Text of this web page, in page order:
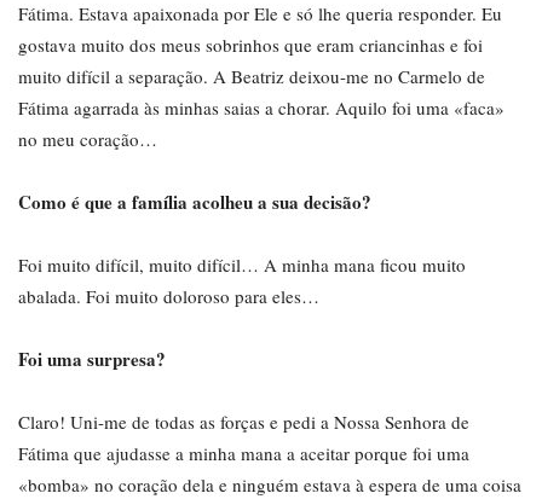
Fátima. Estava apaixonada por Ele e só lhe queria responder. Eu
gostava muito dos meus sobrinhos que eram criancinhas e foi
muito difícil a separação. A Beatriz deixou-me no Carmelo de
Fátima agarrada às minhas saias a chorar. Aquilo foi uma «faca»
no meu coração…
Como é que a família acolheu a sua decisão?
Foi muito difícil, muito difícil… A minha mana ficou muito
abalada. Foi muito doloroso para eles…
Foi uma surpresa?
Claro! Uni-me de todas as forças e pedi a Nossa Senhora de
Fátima que ajudasse a minha mana a aceitar porque foi uma
«bomba» no coração dela e ninguém estava à espera de uma coisa